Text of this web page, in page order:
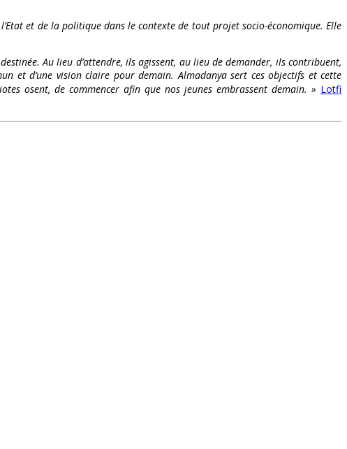
et de la politique dans le contexte de tout projet socio-économique. Elle
Au lieu d’attendre, ils agissent, au lieu de demander, ils contribuent,
et d’une vision claire pour demain. Almadanya sert ces objectifs et cette
osent, de commencer afin que nos jeunes embrassent demain. » Lotfi